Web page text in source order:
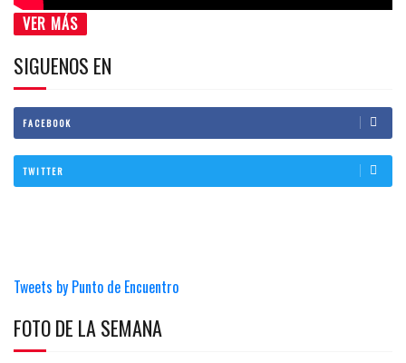
VER MÁS
SIGUENOS EN
FACEBOOK
TWITTER
Tweets by Punto de Encuentro
FOTO DE LA SEMANA